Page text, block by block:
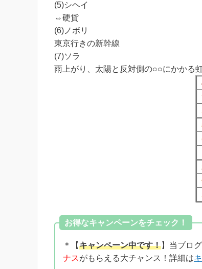
(5)シヘイ
⇔硬貨
(6)ノボリ
東京行きの新幹線
(7)ソラ
雨上がり、太陽と反対側の○○にかかる
お得なキャンペーンをチェック！
＊【キャンペーン中です！】当ブロ
ナスがもらえる大チャンス！詳細は